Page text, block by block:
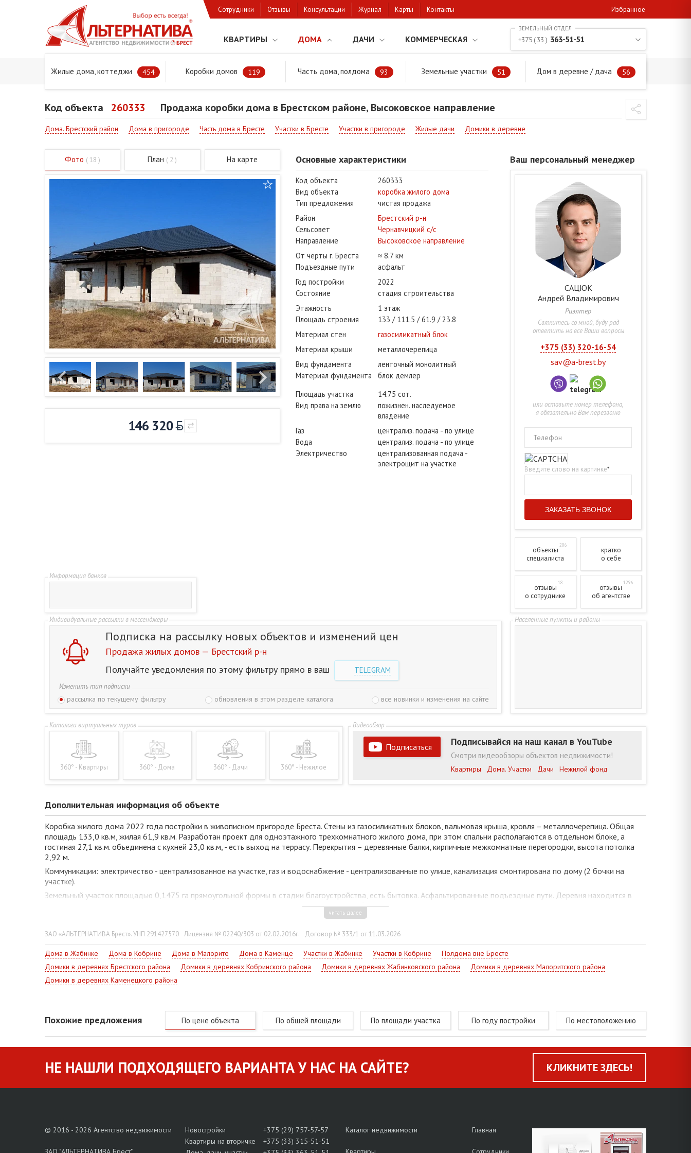
Сотрудники Отзывы Консультации Журнал Карты Контакты Избранное
КВАРТИРЫ ДОМА ДАЧИ КОММЕРЧЕСКАЯ
Жилые дома, коттеджи 454 Коробки домов 119 Часть дома, полдома 93 Земельные участки 51 Дом в деревне / дача 56
+375 ( 33 ) 363-51-51
Главная Предложения Дома в Бресте и Брестском районе Продажа коробки дома в Брестском районе, Высоковское направление
Код объекта 260333 Продажа коробки дома в Брестском районе, Высоковское направление
Дома. Брестский район Дома в пригороде Часть дома в Бресте Участки в Бресте Участки в пригороде Жилые дачи Домики в деревне
Фото ( 18 ) План ( 2 ) На карте
146 320
Основные характеристики
Код объекта
260333
Вид объекта
коробка жилого дома
Тип предложения
чистая продажа
Район
Брестский р-н
Сельсовет
Чернавчицкий с/с
Направление
Высоковское направление
От черты г. Бреста
≈ 8.7 км
Подъездные пути
асфальт
Год постройки
2022
Состояние
стадия строительства
Этажность
1 этаж
Площадь строения
133 111.5 61.9
23.8
Материал стен
газосиликатный блок
Материал крыши
металлочерепица
Вид фундамента
ленточный монолитный
Материал фундамента
блок демлер
Площадь участка
14.75 сот.
Вид права на землю
пожизнен. наследуемое
владение
Газ
централиз. подача - по улице
Вода
централиз. подача - по улице
Электричество
централизованная подача -
электрощит на участке
Ваш персональный менеджер
САЦЮК
Андрей Владимирович
Риэлтер
Свяжитесь со мной, буду рад
ответить на все Ваши вопросы
+375 (33) 320-16-54
sav@a-brest.by
или оставьте номер телефона,
я обязательно Вам перезвоню
Телефон
Введите слово на картинке*
объекты
206
специалиста
кратко
о себе
отзывы
18
о сотруднике
отзывы
1296
об агентстве
Подписка на рассылку новых объектов и изменений цен
Продажа жилых домов — Брестский р-н
Получайте уведомления по этому фильтру прямо в ваш
TELEGRAM
Изменить тип подписки
рассылка по текущему фильтру обновления в этом разделе каталога все новинки и изменения на сайте
360° - Квартиры 360° - Дома 360° - Дачи 360° - Нежилое
Подписаться Подписывайся на наш канал в YouTube
Смотри видеообзоры объектов недвижимости!
Квартиры Дома. Участки Дачи Нежилой фонд
Дополнительная информация об объекте
Коробка жилого дома 2022 года постройки в живописном пригороде Бреста. Стены из газосиликатных блоков, вальмовая крыша, кровля – металлочерепица. Общая
площадь 133,0 кв.м, жилая 61,9 кв.м. Разработан проект для одноэтажного трехкомнатного жилого дома, при этом спальни располагаются в отдельном блоке, а
гостиная 27,1 кв.м. объединена с кухней 23,0 кв.м, - есть выход на террасу. Перекрытия – деревянные балки, кирпичные межкомнатные перегородки, высота потолка
2,92 м.
Коммуникации: электричество - централизованное на участке, газ и водоснабжение - централизованные по улице, канализация смонтирована по дому (2 бочки на
участке).
Земельный участок площадью 0,1475 га прямоугольной формы в стадии благоустройства, есть бытовка. Асфальтированные подъездные пути. Деревня находится в
Высоковском направлении (трасса на Высокое), в 17 км от Бреста. Имеется магазин, удобная развязка местных дорог, ж/д станция Лыщицы в 2-х км. Природная
особенность: рядом с деревней находится озеро Смуга — одно из крупнейших искусственных водоёмов в окрестностях Бреста.
читать далее
ЗАО «АЛЬТЕРНАТИВА Брест». УНП 291427570 Лицензия № 02240/303 от 02.02.2016г. Договор № 333/1 от 11.03.2026
Дома в Жабинке Дома в Кобрине Дома в Малорите Дома в Каменце Участки в Жабинке Участки в Кобрине
Полдома вне Бресте
Домики в деревнях Брестского района
Домики в деревнях Кобринского района Домики в деревнях Жабинковского района
Домики в деревнях Малоритского района
Домики в деревнях Каменецкого района
Похожие предложения По цене объекта По общей площади По площади участка По году постройки По местоположению
НЕ НАШЛИ ПОДХОДЯЩЕГО ВАРИАНТА У НАС НА САЙТЕ? КЛИКНИТЕ ЗДЕСЬ!
© 2016 - 2026 Агентство недвижимости Новостройки
+375 (29) 757-57-57
Квартиры на вторичке
+375 (33) 315-51-51
Каталог недвижимости Главная